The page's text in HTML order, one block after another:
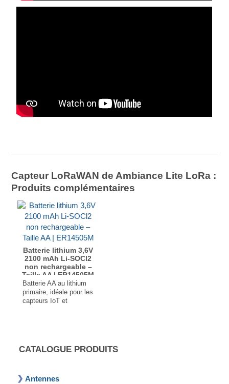
Capteur LoRaWAN de Ambiance Lite LoRa :
Produits complémentaires
Batterie lithium 3,6V
2100 mAh Li-SOCl2
non rechargeable –
Taille AA | ER14505M
du capteur LoRaWAN
de Ambiance Lite
LoRa
Batterie AA au lithium
primaire, idéale pour les
capteurs IoT et
Taux d’autodécharge faible : moins de 1% par an
...
CATALOGUE PRODUITS
Antennes